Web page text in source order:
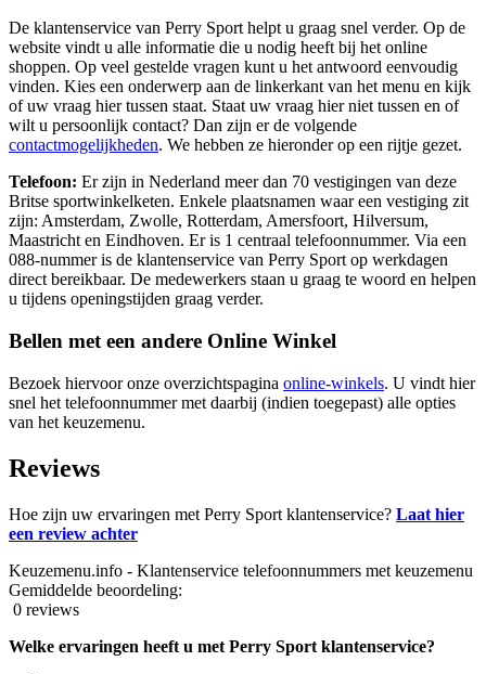
De klantenservice van Perry Sport helpt u graag snel verder. Op de
website vindt u alle informatie die u nodig heeft bij het online
shoppen. Op veel gestelde vragen kunt u het antwoord eenvoudig
vinden. Kies een onderwerp aan de linkerkant van het menu en kijk
of uw vraag hier tussen staat. Staat uw vraag hier niet tussen en of
wilt u persoonlijk contact? Dan zijn er de volgende
contactmogelijkheden. We hebben ze hieronder op een rijtje gezet.
Telefoon: Er zijn in Nederland meer dan 70 vestigingen van deze
Britse sportwinkelketen. Enkele plaatsnamen waar een vestiging zit
zijn: Amsterdam, Zwolle, Rotterdam, Amersfoort, Hilversum,
Maastricht en Eindhoven. Er is 1 centraal telefoonnummer. Via een
088-nummer is de klantenservice van Perry Sport op werkdagen
direct bereikbaar. De medewerkers staan u graag te woord en helpen
u tijdens openingstijden graag verder.
Bellen met een andere Online Winkel
Bezoek hiervoor onze overzichtspagina online-winkels. U vindt hier
snel het telefoonnummer met daarbij (indien toegepast) alle opties
van het keuzemenu.
Reviews
Hoe zijn uw ervaringen met Perry Sport klantenservice? Laat hier
een review achter
Keuzemenu.info - Klantenservice telefoonnummers met keuzemenu
Gemiddelde beoordeling:
0 reviews
Welke ervaringen heeft u met Perry Sport klantenservice?